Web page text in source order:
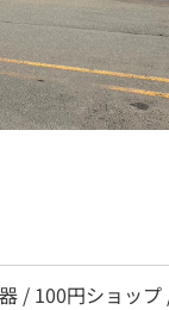
/ 100円ショッ